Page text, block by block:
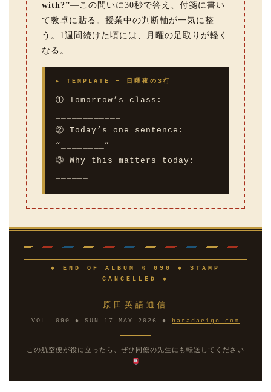
with?”—この問いに30秒で答え、付箋に書い
て教卓に貼る。授業中の判断軸が一気に整
う。1週間続けた頃には、月曜の足取りが軽く
なる。
▸ TEMPLATE — 日曜夜の3行
① Tomorrow’s class:
② Today’s one sentence:
“________”
③ Why this matters today:
◆ END OF ALBUM № 090 ◆ STAMP
CANCELLED ◆
原田英語通信
VOL. 090 ◆ SUN 17.MAY.2026 ◆ haradaeigo.com
この航空便が役に立ったら、ぜひ同僚の先生にも転送してください